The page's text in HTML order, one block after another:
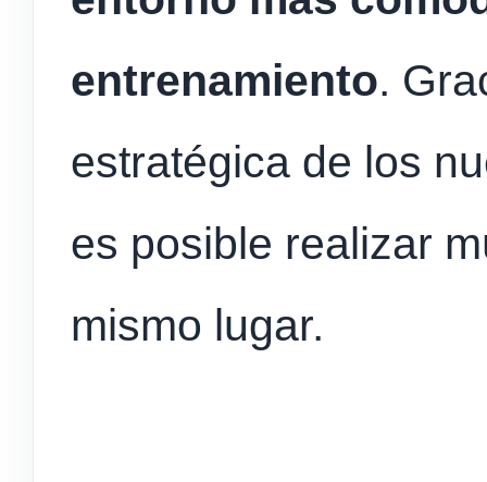
entrenamiento.
estratégica de los
es posible realizar
mismo lugar.